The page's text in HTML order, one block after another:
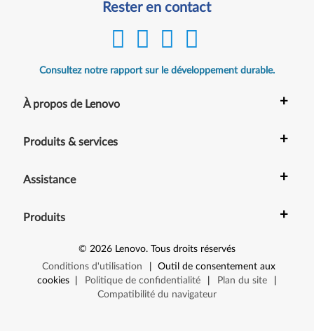
Rester en contact
Consultez notre rapport sur le développement durable.
À propos de Lenovo +
Produits & services +
Assistance +
Produits +
© 2026 Lenovo. Tous droits réservés
Conditions d'utilisation
Outil de consentement aux
cookies
Politique de confidentialité Plan du site
Compatibilité du navigateur